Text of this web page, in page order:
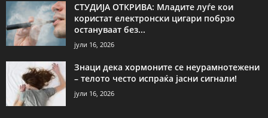
СТУДИЈА ОТКРИВА: Младите луѓе кои
користат електронски цигари побрзо
остануваат без...
јули 16, 2026
Знаци дека хормоните се неурамнотежени
– телото често испраќа јасни сигнали!
јули 16, 2026